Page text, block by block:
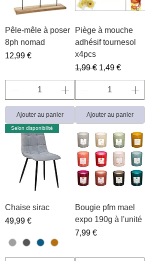
Pêle-mêle à poser
8ph nomad
Prix
12,99 €
Ajouter au panier
Piège à mouche
adhésif tournesol
x4pcs
Prix original
1,99 € Prix promotionnel
1,49 €
Ajouter au panier
Selon disponibilité
Chaise sirac
Prix
49,99 €
Bougie pfm mael
expo 190g à l'unité
Prix
7,99 €